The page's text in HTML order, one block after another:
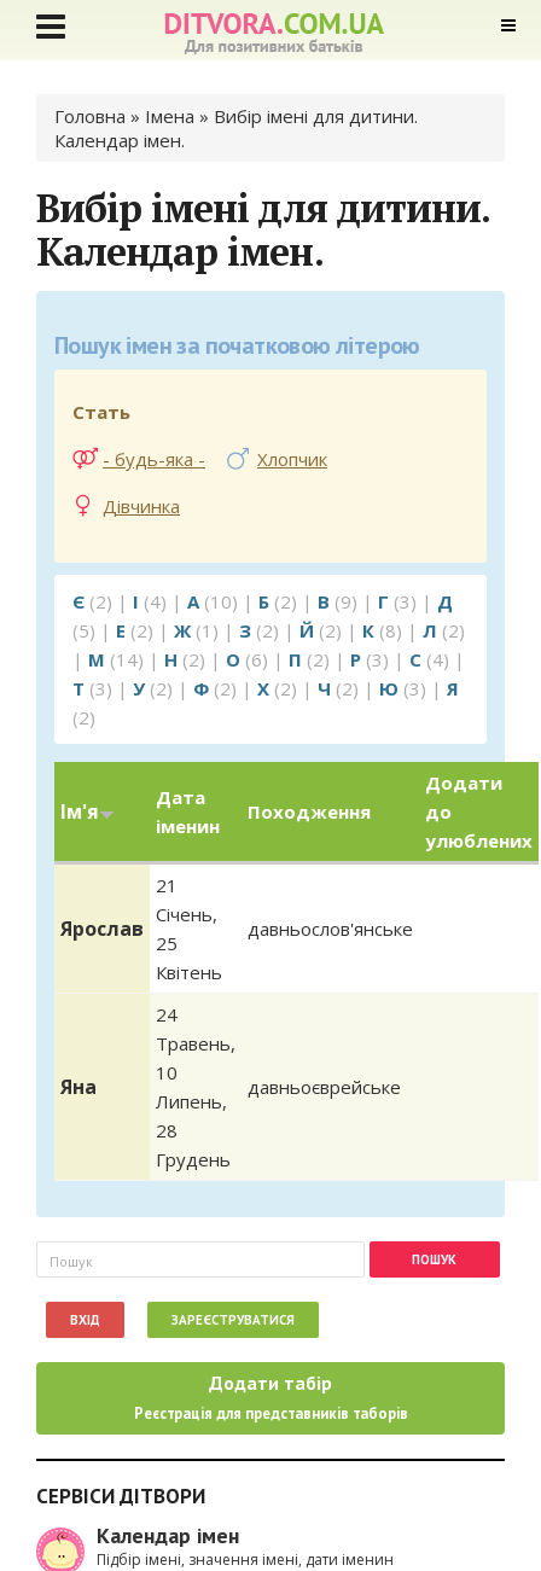
Ви є тут
Головна » Імена » Вибір імені для дитини.
Календар імен.
Вибір імені для дитини.
Календар імен.
Пошук імен за початковою літерою
Стать
- будь-яка -
Хлопчик
Дівчинка
Є (2) | І (4) | А (10) | Б (2) | В (9) | Г (3) | Д
(5) | Е (2) | Ж (1) | З (2) | Й (2) | К (8) | Л (2)
| М (14) | Н (2) | О (6) | П (2) | Р (3) | С (4) |
Т (3) | У (2) | Ф (2) | Х (2) | Ч (2) | Ю (3) | Я
(2)
Ім'я
Дата
іменин
Походження
Додати
до
улюблених
Ярослав
21
Січень,
25
Квітень
давньослов'янське
Яна
24
Травень,
10
Липень,
28
Грудень
давньоєврейське
Пошукова форма
Пошук
ВХІД ЗАРЕЄСТРУВАТИСЯ
Додати табір
Реєстрація для представників таборів
СЕРВІСИ ДІТВОРИ
Календар імен
Підбір імені, значення імені, дати іменин